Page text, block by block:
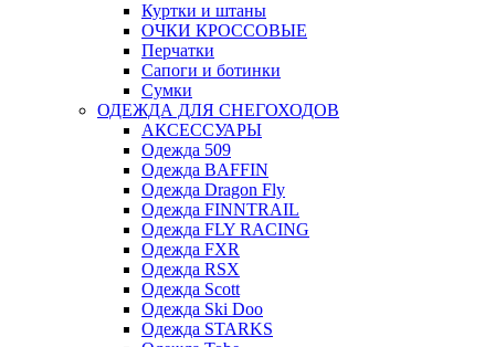
Куртки и штаны
ОЧКИ КРОССОВЫЕ
Перчатки
Сапоги и ботинки
Сумки
ОДЕЖДА ДЛЯ СНЕГОХОДОВ
АКСЕССУАРЫ
Одежда 509
Одежда BAFFIN
Одежда Dragon Fly
Одежда FINNTRAIL
Одежда FLY RACING
Одежда FXR
Одежда RSX
Одежда Scott
Одежда Ski Doo
Одежда STARKS